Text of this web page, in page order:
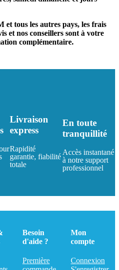
tous les autres pays, les frais
et nos conseillers sont à votre
complémentaire.
Livraison
express
Rapidité
garantie, fiabilité
totale
En toute
tranquillité
Accès instantané
à notre support
professionnel
Besoin
d'aide ?
Première
Mon
compte
Connexion